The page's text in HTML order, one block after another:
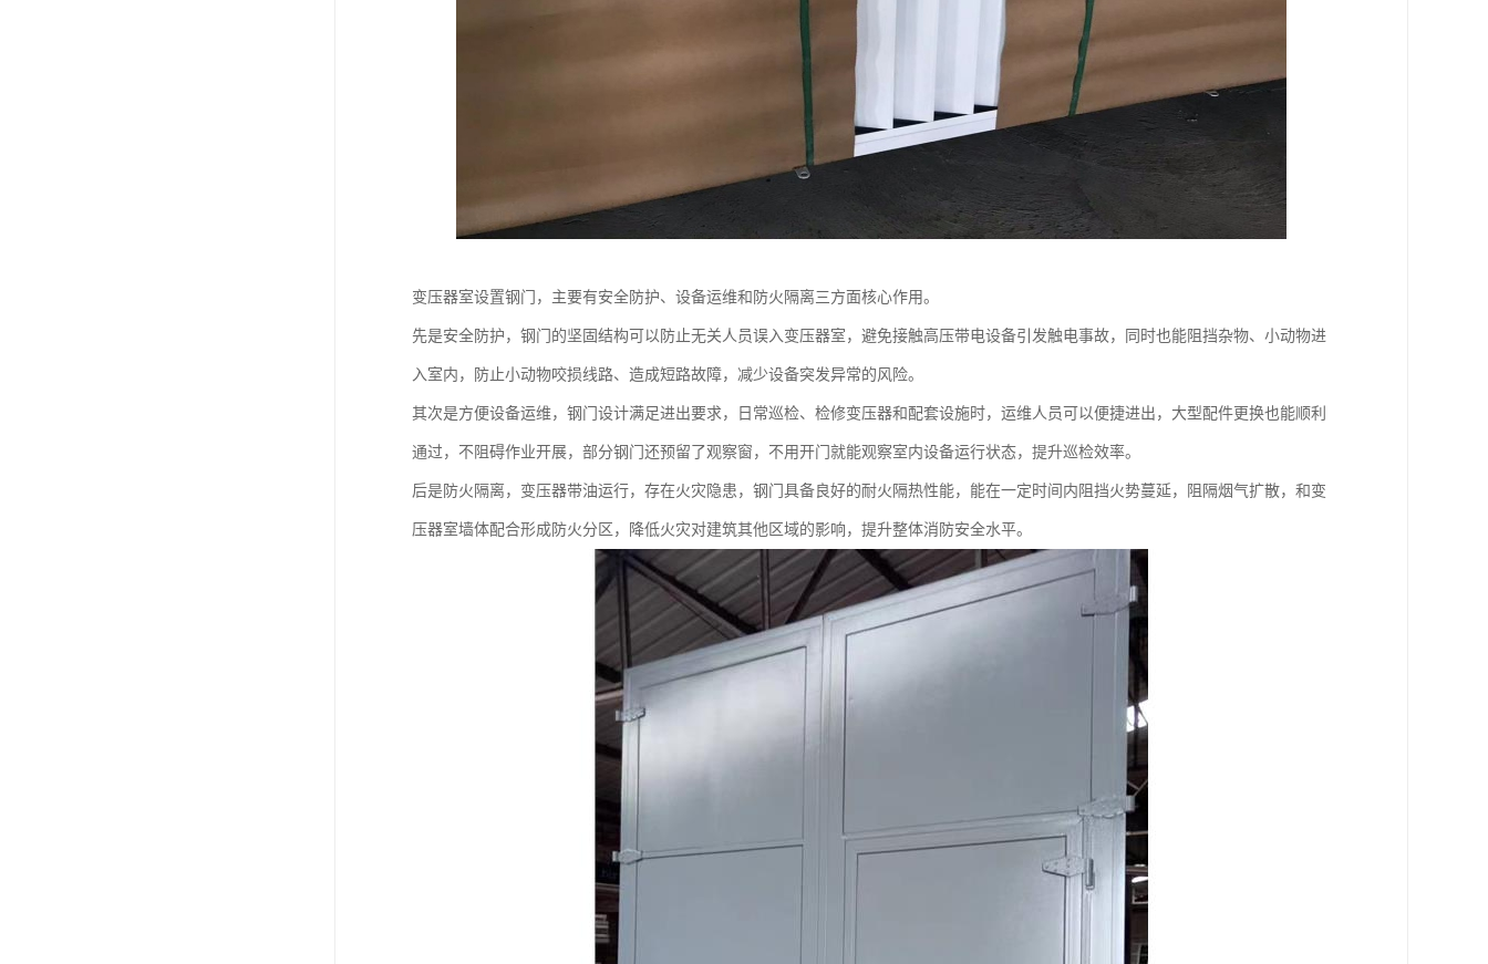
变压器室设置钢门，主要有安全防护、设备运维和防火隔离三方面核心作用。
先是安全防护，钢门的坚固结构可以防止无关人员误入变压器室，避免接触高压带电设备引发触电事故，同时也能阻挡杂物、小动物进
入室内，防止小动物咬损线路、造成短路故障，减少设备突发异常的风险。
其次是方便设备运维，钢门设计满足进出要求，日常巡检、检修变压器和配套设施时，运维人员可以便捷进出，大型配件更换也能顺利
通过，不阻碍作业开展，部分钢门还预留了观察窗，不用开门就能观察室内设备运行状态，提升巡检效率。
后是防火隔离，变压器带油运行，存在火灾隐患，钢门具备良好的耐火隔热性能，能在一定时间内阻挡火势蔓延，阻隔烟气扩散，和变
压器室墙体配合形成防火分区，降低火灾对建筑其他区域的影响，提升整体消防安全水平。